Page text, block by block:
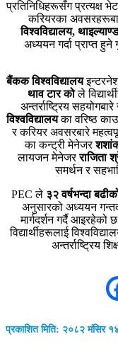
प्रतिनिधिहरूसँग प्रत्यक्ष
करियरका
विश्वविद्यालय, थाइल्याण्ड
अध्ययन गर्दा प्राप्त
बैंकक विश्वविद्यालय
थाव टार कोले
अन्तर्राष्ट्रिय
विश्वविद्यालयका वरिष्ठ
र करियर अवसरबारे
का कन्ट्री मेनेजर
लायजन मेनेजरराजिता
समर्थन र
PEC ले ३२ वर्षभन्दा
अनुसारको अध्ययन
मार्गदर्शन गर्दै
विद्यार्थीहरूलाई
अन्तर्राष्ट्रिय
प्रकाशित मिति: २०८२ मंसिर